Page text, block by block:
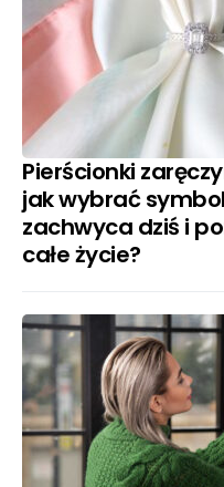
Pierścionki
jak wybrać
zachwyca dziś i
całe życie?